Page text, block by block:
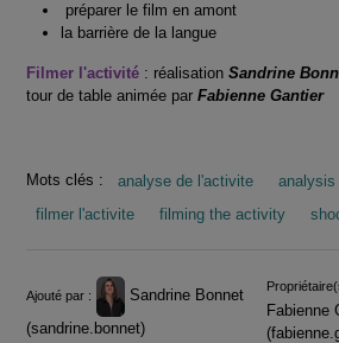
préparer le film en amont
la barrière de la langue
Filmer l'activité : réalisation Sandrine
tour de table animée par Fabienne Gantier
Mots clés : analyse de l'activite
filmer l'activite
filming the activity
Informations
Ajouté par :
Sandrine Bonnet
(sandrine.bonnet)
Fabienne